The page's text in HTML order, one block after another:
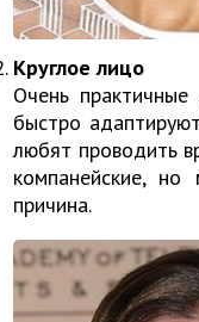
Круглое лицо
Очень
быстро
любят проводить
компанейские,
причина.